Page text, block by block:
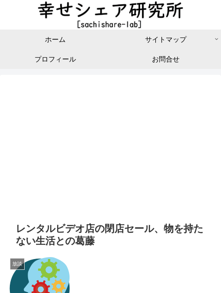
ホーム サイトマップ
プロフィール お問合せ
レンタルビデオ店の閉店セール、物を持た
ない生活との葛藤
放談